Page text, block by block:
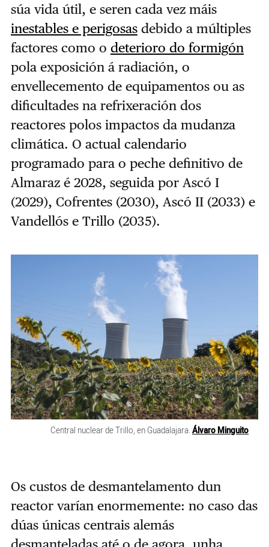
súa vida útil, e seren cada vez máis
inestables e perigosasdebido a múltiples
factores como o deterioro do formigón
pola exposición á radiación, o
envellecemento de equipamentos ou as
dificultades na refrixeración dos
reactores polos impactos da mudanza
climática. O actual calendario
programado para o peche definitivo de
Almaraz é 2028, seguida por Ascó I
(2029), Cofrentes (2030), Ascó II (2033) e
Vandellós e Trillo (2035).
Central nuclear de Trillo, en Guadalajara.Álvaro Minguito
Os custos de desmantelamento dun
reactor varían enormemente: no caso das
dúas únicas centrais alemás